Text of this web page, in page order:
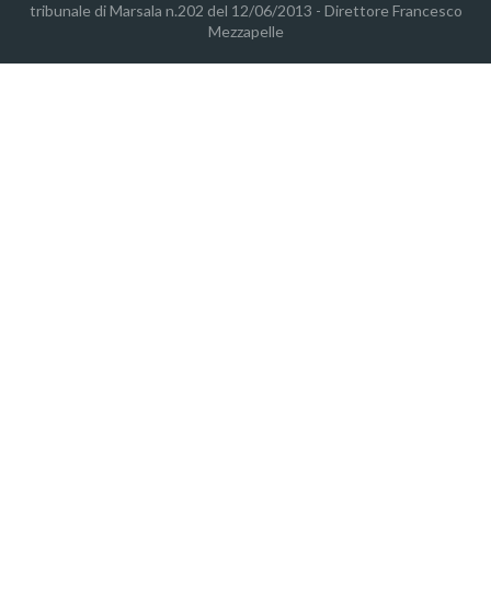
tribunale di Marsala n.202 del 12/06/2013 - Direttore Francesco
Mezzapelle